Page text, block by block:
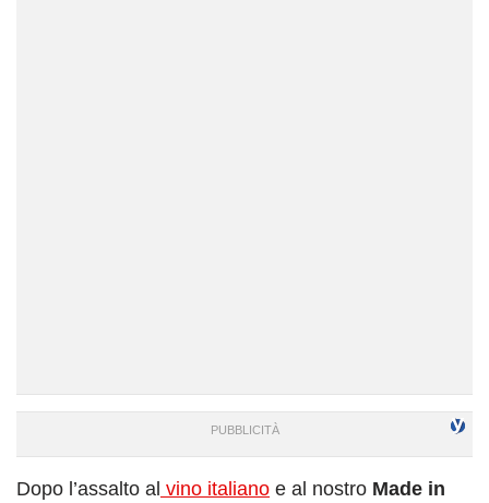
Dopo l’assalto al vino italiano e al nostro Made in